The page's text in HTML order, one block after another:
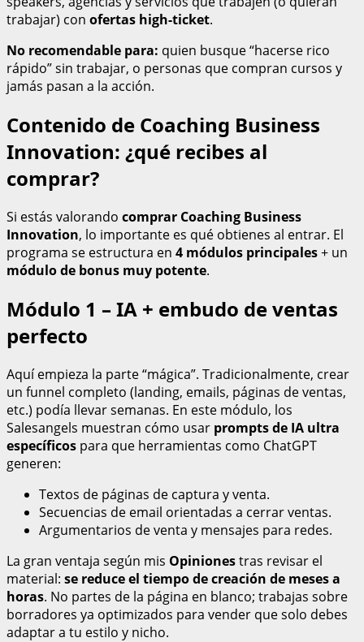
trabajar) con ofertas high-ticket.
No recomendable para: quien busque “hacerse rico
rápido” sin trabajar, o personas que compran cursos y
jamás pasan a la acción.
Contenido de Coaching Business
Innovation: ¿qué recibes al
comprar?
Si estás valorando comprar Coaching Business
Innovation, lo importante es qué obtienes al entrar. El
programa se estructura en 4 módulos principales+ un
módulo de bonus muy potente.
Módulo 1 – IA + embudo de ventas
perfecto
Aquí empieza la parte “mágica”. Tradicionalmente, crear
un funnel completo (landing, emails, páginas de ventas,
etc.) podía llevar semanas. En este módulo, los
Salesangels muestran cómo usar prompts de IA ultra
específicos para que herramientas como ChatGPT
generen:
Textos de páginas de captura y venta.
Secuencias de email orientadas a cerrar ventas.
Argumentarios de venta y mensajes para redes.
La gran ventaja según mis Opinionestras revisar el
material: se reduce el tiempo de creación de meses a
horas. No partes de la página en blanco; trabajas sobre
borradores ya optimizados para vender que solo debes
adaptar a tu estilo y nicho.